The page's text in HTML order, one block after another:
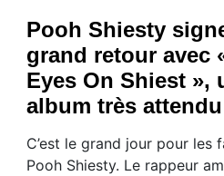
Pooh Shiesty
grand retour avec
Eyes On Shiest »,
album très attendu
C’est le grand jour pour les
Pooh Shiesty. Le rappeur